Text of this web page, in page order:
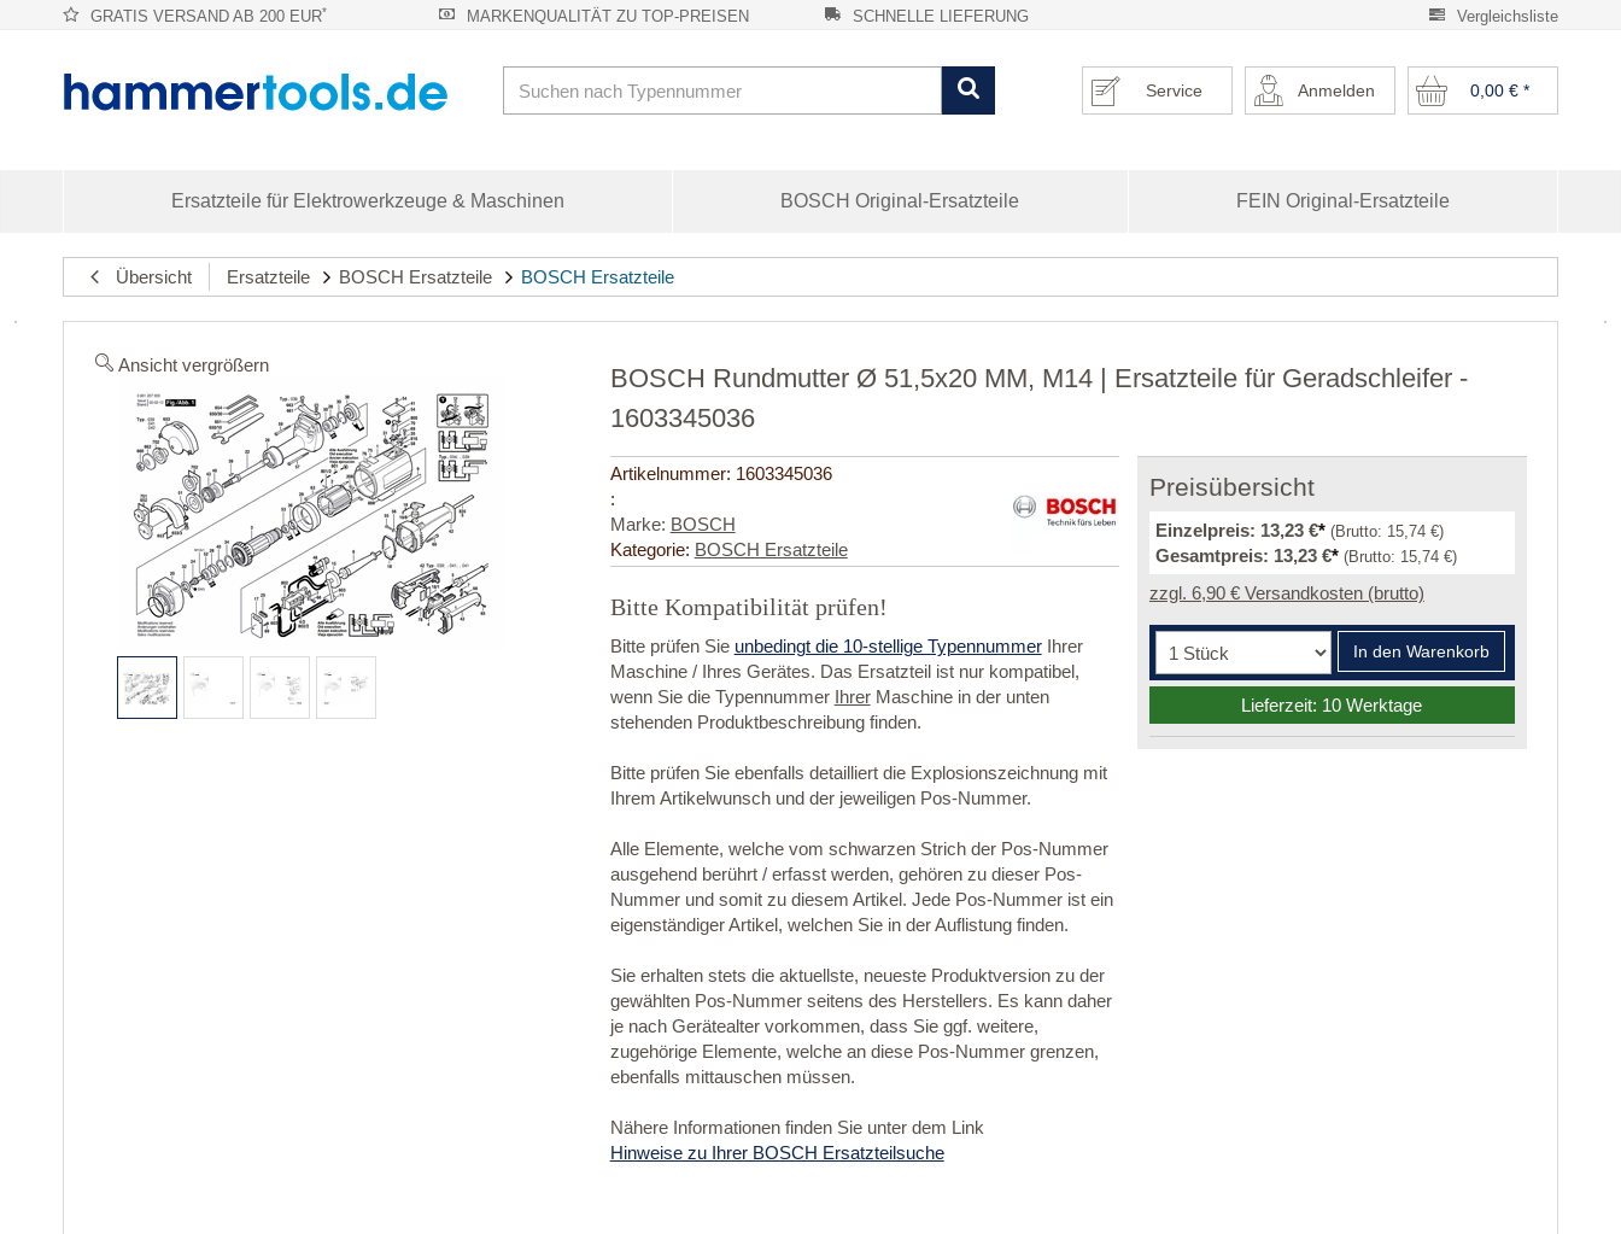
Vergleichsliste
GRATIS VERSAND AB 200 EUR* MARKENQUALITÄT ZU TOP-PREISEN SCHNELLE LIEFERUNG
0,00 €*
Anmelden
Service
Ersatzteile für Elektrowerkzeuge & Maschinen BOSCH Original-Ersatzteile FEIN Original-Ersatzteile
Übersicht Ersatzteile BOSCH Ersatzteile BOSCH Ersatzteile
Ansicht vergrößern
BOSCH Rundmutter Ø 51,5x20 MM, M14 | Ersatzteile für Geradschleifer -
1603345036
Artikelnummer: 1603345036
:
Marke: BOSCH
Kategorie: BOSCH Ersatzteile
Bitte Kompatibilität prüfen!
Bitte prüfen Sie unbedingt die 10-stellige TypennummerIhrer
Maschine / Ihres Gerätes. Das Ersatzteil ist nur kompatibel,
wenn Sie die Typennummer IhrerMaschine in der unten
stehenden Produktbeschreibung finden.
Bitte prüfen Sie ebenfalls detailliert die Explosionszeichnung mit
Ihrem Artikelwunsch und der jeweiligen Pos-Nummer.
Alle Elemente, welche vom schwarzen Strich der Pos-Nummer
ausgehend berührt / erfasst werden, gehören zu dieser Pos-
Nummer und somit zu diesem Artikel. Jede Pos-Nummer ist ein
eigenständiger Artikel, welchen Sie in der Auflistung finden.
Sie erhalten stets die aktuellste, neueste Produktversion zu der
gewählten Pos-Nummer seitens des Herstellers. Es kann daher
je nach Gerätealter vorkommen, dass Sie ggf. weitere,
zugehörige Elemente, welche an diese Pos-Nummer grenzen,
ebenfalls mittauschen müssen.
Nähere Informationen finden Sie unter dem Link
Hinweise zu Ihrer BOSCH Ersatzteilsuche
Preisübersicht
Einzelpreis: 13,23 €* (Brutto: 15,74 €)
Gesamtpreis: 13,23 €* (Brutto: 15,74 €)
zzgl. 6,90 € Versandkosten (brutto)
In den Warenkorb
Lieferzeit: 10 Werktage